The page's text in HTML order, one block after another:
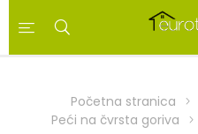
Početna stranica
Peći na čvrsta goriva